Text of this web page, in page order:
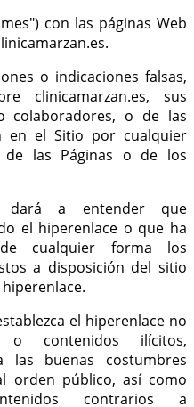
con las páginas Web
o indicaciones falsas,
clinicamarzan.es, sus
colaboradores, o de las
en el Sitio por cualquier
las Páginas o de los
a entender que
el hiperenlace o que ha
cualquier forma los
a disposición del sitio
el hiperenlace no
o contenidos ilícitos,
buenas costumbres
orden público, así como
contrarios a